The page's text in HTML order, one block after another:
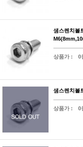
샘스렌치볼
상품가 : 0
샘스렌치볼
상품가 : 0